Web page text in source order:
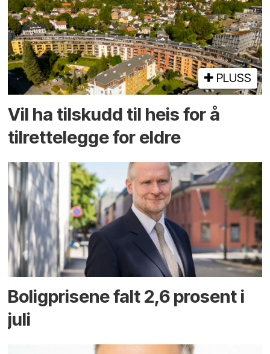
PLUSS
Vil ha tilskudd til heis for å
tilrettelegge for eldre
Boligprisene falt 2,6 prosent i
juli